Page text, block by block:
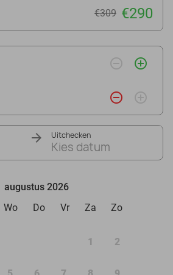
€309 €290
remove_circle_outline add_circle_outline
remove_circle_outline add_circle_outline
Uitchecken
Kies datum
augustus 2026
Wo Do Vr Za Zo
1 2